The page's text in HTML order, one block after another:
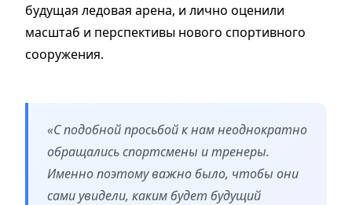
будущая ледовая арена, и лично оценили
масштаб и перспективы нового спортивного
сооружения.
«С подобной просьбой к нам неоднократно
обращались спортсмены и тренеры.
Именно поэтому важно было, чтобы они
сами увидели, каким будет будущий